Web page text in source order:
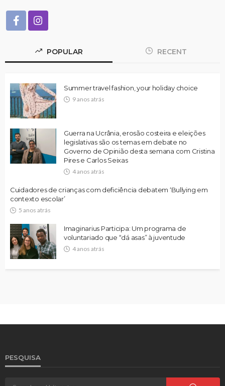
POPULAR RECENT
Summer travel fashion, your holiday choice
9 anos atrás
Guerra na Ucrânia, erosão costeira e eleições
legislativas são os temas em debate no
Governo de Opinião desta semana com Cristina
Pires e Carlos Seixas
4 anos atrás
Cuidadores de crianças com deficiência debatem ‘Bullying em
contexto escolar’
5 anos atrás
Imaginarius Participa: Um programa de
voluntariado que “dá asas” à juventude
4 anos atrás
PESQUISA